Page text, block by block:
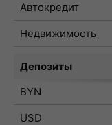
Автокредит
Недвижимость
Депозиты
BYN
USD